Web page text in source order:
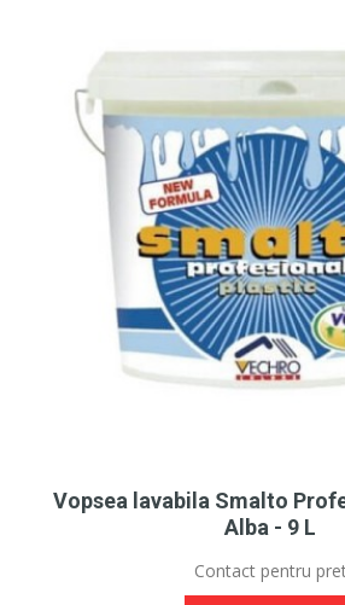
Vopsea lavabila Smalto
Alba - 9 L
Contact pentru